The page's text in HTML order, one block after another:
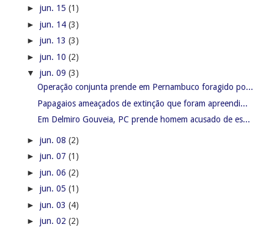
► jun. 15 (1)
► jun. 14 (3)
► jun. 13 (3)
► jun. 10 (2)
▼ jun. 09 (3)
Operação conjunta prende em Pernambuco foragido po...
Papagaios ameaçados de extinção que foram apreendi...
Em Delmiro Gouveia, PC prende homem acusado de es...
► jun. 08 (2)
► jun. 07 (1)
► jun. 06 (2)
► jun. 05 (1)
► jun. 03 (4)
► jun. 02 (2)